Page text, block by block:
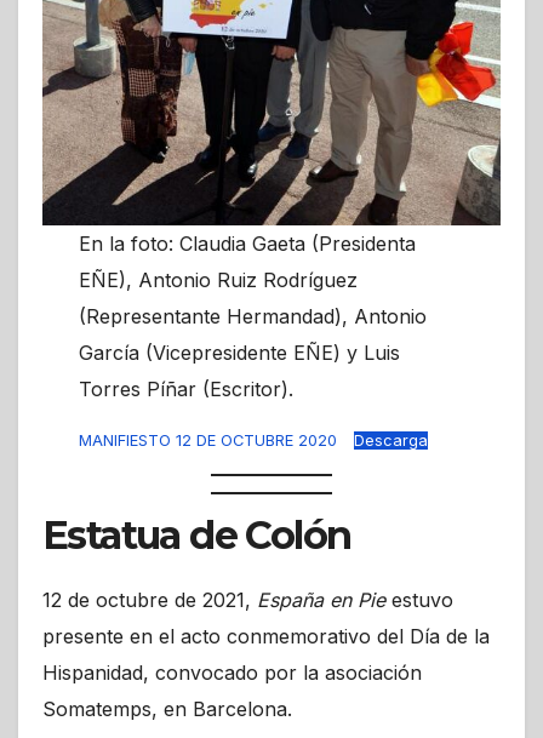
En la foto: Claudia Gaeta (Presidenta
EÑE), Antonio Ruiz Rodríguez
(Representante Hermandad), Antonio
García (Vicepresidente EÑE) y Luis
Torres Píñar (Escritor).
MANIFIESTO 12 DE OCTUBRE 2020 Descarga
Estatua de Colón
12 de octubre de 2021, España en Pieestuvo
presente en el acto conmemorativo del Día de la
Hispanidad, convocado por la asociación
Somatemps, en Barcelona.